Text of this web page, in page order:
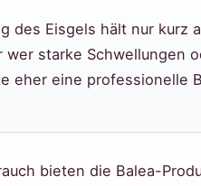
des Eisgels hält nur kurz
wer starke Schwellungen
eher eine professionelle
bieten die Balea-